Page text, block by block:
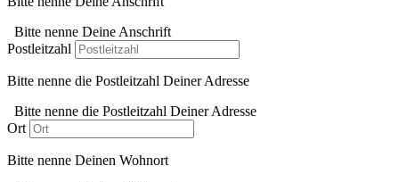
Bitte nenne Deine Anschrift
Postleitzahl
Bitte nenne die Postleitzahl Deiner Adresse
Bitte nenne die Postleitzahl Deiner Adresse
Ort
Bitte nenne Deinen Wohnort